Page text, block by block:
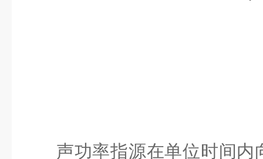
声功率指源在单位时间内